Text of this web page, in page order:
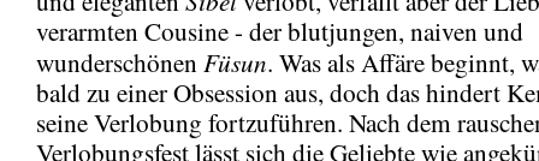
verarmten Cousine - der blutjungen, naiven und
wunderschönen Füsun. Was als Affäre beginnt,
bald zu einer Obsession aus, doch das hindert
seine Verlobung fortzuführen. Nach dem
Verlobungsfest lässt sich die Geliebte wie